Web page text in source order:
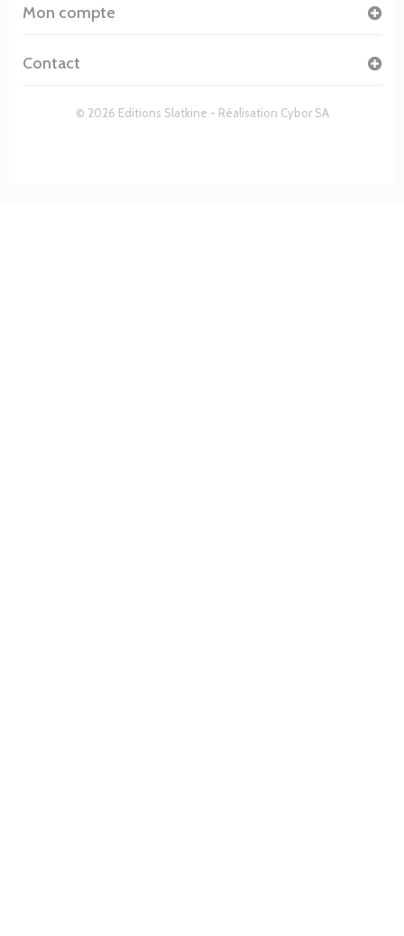
© 2026 Editions Slatkine - Réalisation Cybor SA
Mon compte
Contact